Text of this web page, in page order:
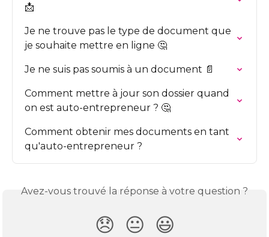
📩
Je ne trouve pas le type de document que
je souhaite mettre en ligne 🤔
Je ne suis pas soumis à un document 📄
Comment mettre à jour son dossier quand
on est auto-entrepreneur ? 🤔
Comment obtenir mes documents en tant
qu'auto-entrepreneur ?
Avez-vous trouvé la réponse à votre question ?
😞 😐 😃